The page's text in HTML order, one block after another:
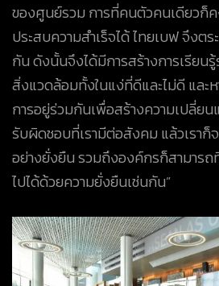
ของศูนย์รวม การที่คนตัวคนเดียวก็ค
ประสบความสำเร็จได้ ไทยเบฟ จึงต
กัน ดังนั้นจึงได้มีการสร้างการเรียน
สิ่งแวดล้อมทั้งในแง่ที่ดีและไม่ดี และ
การอยู่ร่วมกันเพื่อสร้างความเปลี่ย
รับผิดชอบที่เรามีต่อสังคม แล้วเราก็
อย่างยั่งยืน รวมถึงองค์กรก็สามาร
ไปได้ด้วยความยั่งยืนเช่นกัน”